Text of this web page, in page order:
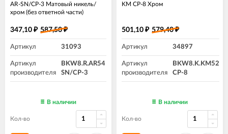
AR-SN/CP-3 Матовый никель/
хром (без ответной части)
347,10 ₽ 587,50₽
Артикул 31093
Артикул
производителя
BKW8.R.AR54
SN/CP-3
В наличии
Кол-во
KM CP-8 Хром
501,10 ₽ 579,40₽
Артикул 34897
Артикул
производителя
BKW8.K.KM52
CP-8
В наличии
Кол-во